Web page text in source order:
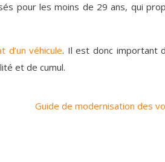
pour les moins de 29 ans, qui
d’un véhicule. Il est donc important
et de cumul.
Guide de modernisation des